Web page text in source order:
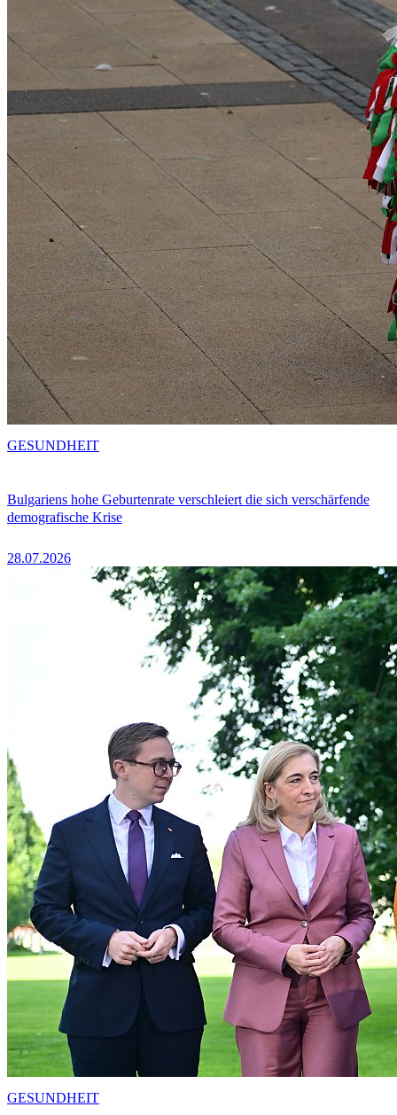
Bulgariens hohe Geburtenrate verschleiert die sich verschärfende
demografische Krise
28.07.2026
GESUNDHEIT
GESUNDHEIT